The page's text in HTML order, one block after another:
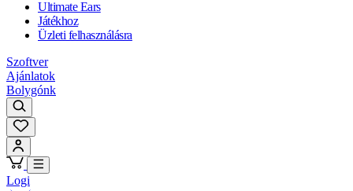
Ultimate Ears
Játékhoz
Üzleti felhasználásra
Szoftver
Ajánlatok
Bolygónk
Logi